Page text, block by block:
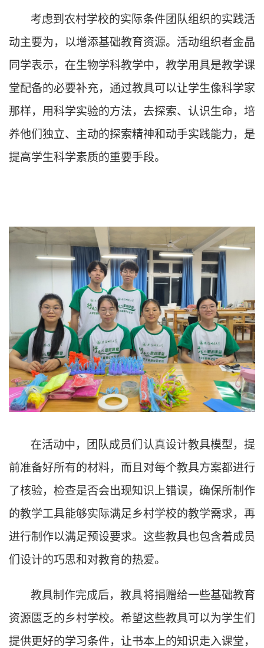
考虑到农村学校的实际条件团队组织的实践活
动主要为，以增添基础教育资源。活动组织者金晶
同学表示，在生物学科教学中，教学用具是教学课
堂配备的必要补充，通过教具可以让学生像科学家
那样，用科学实验的方法，去探索、认识生命，培
养他们独立、主动的探索精神和动手实践能力，是
提高学生科学素质的重要手段。
在活动中，团队成员们认真设计教具模型，提
前准备好所有的材料，而且对每个教具方案都进行
了核验，检查是否会出现知识上错误，确保所制作
的教学工具能够实际满足乡村学校的教学需求，再
进行制作以满足预设要求。这些教具也包含着成员
们设计的巧思和对教育的热爱。
教具制作完成后，教具将捐赠给一些基础教育
资源匮乏的乡村学校。希望这些教具可以为学生们
提供更好的学习条件，让书本上的知识走入课堂，